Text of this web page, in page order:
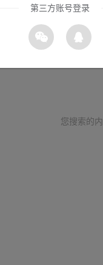
您搜索的
第三方账号登录